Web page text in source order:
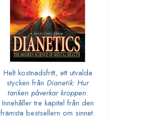
Helt kostnadsfritt, ett utvalda
stycken från Dianetik: Hur
tanken påverkar kroppen.
Innehåller tre kapitel från den
främsta bestsellern om sinnet.